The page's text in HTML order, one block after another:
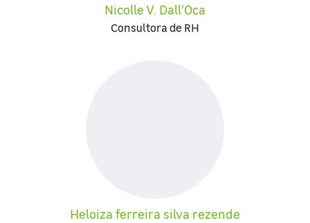
Nicolle V. Dall'Oca
Consultora de RH
Heloiza ferreira silva rezende